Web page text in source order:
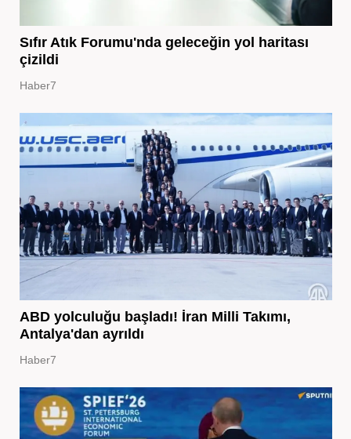
Sıfır Atık Forumu'nda geleceğin yol haritası
çizildi
Haber7
ABD yolculuğu başladı! İran Milli Takımı,
Antalya'dan ayrıldı
Haber7